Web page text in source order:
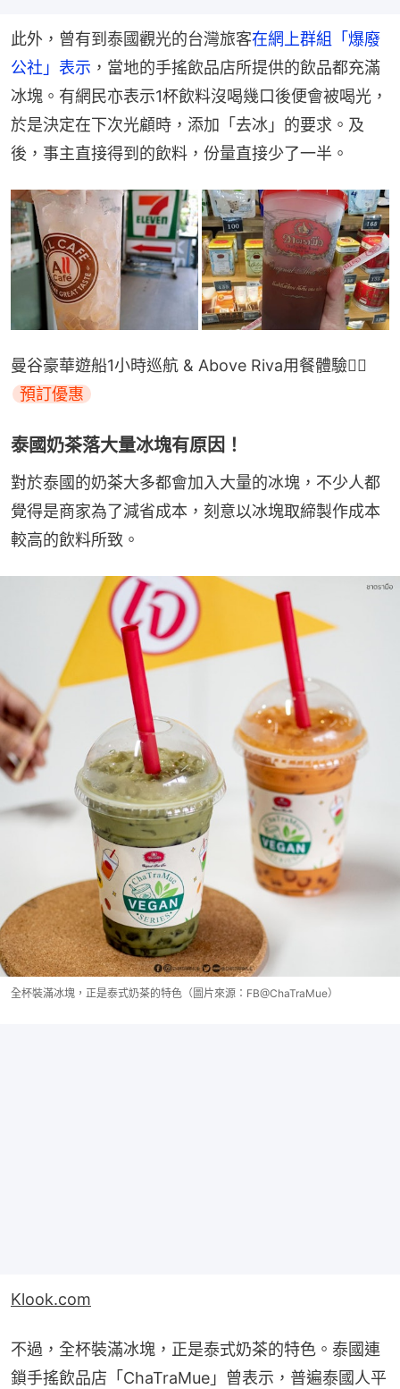
此外，曾有到泰國觀光的台灣旅客在網上群組「爆廢
公社」表示 ，當地的手搖飲品店所提供的飲品都充滿
冰塊。有網民亦表示1杯飲料沒喝幾口後便會被喝光，
於是決定在下次光顧時，添加「去冰」的要求。及
後，事主直接得到的飲料，份量直接少了一半。
曼谷豪華遊船1小時巡航 & Above Riva用餐體驗👉🏻
預訂優惠
泰國奶茶落大量冰塊有原因！
對於泰國的奶茶大多都會加入大量的冰塊，不少人都
覺得是商家為了減省成本，刻意以冰塊取締製作成本
較高的飲料所致。
全杯裝滿冰塊，正是泰式奶茶的特色（圖片來源：FB@ChaTraMue）
Klook.com
不過，全杯裝滿冰塊，正是泰式奶茶的特色。泰國連
鎖手搖飲品店「ChaTraMue」曾表示，普遍泰國人平